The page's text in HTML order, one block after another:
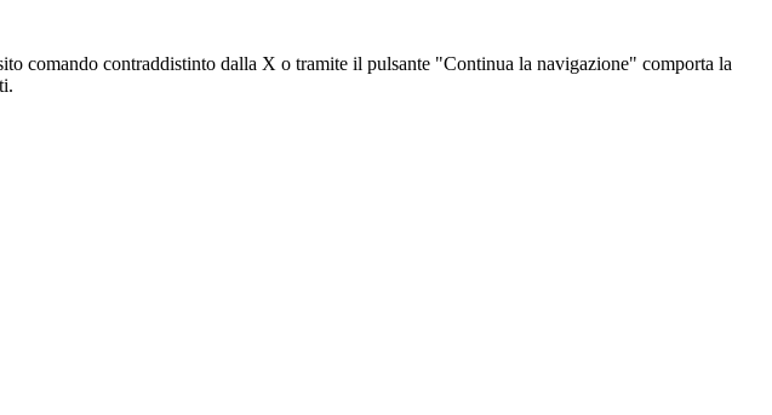
comando contraddistinto dalla X o tramite il pulsante "Continua la navigazione" comporta la